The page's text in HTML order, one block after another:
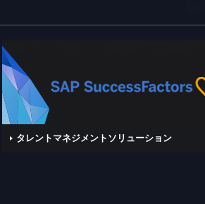
タレントマネジメントソリューション